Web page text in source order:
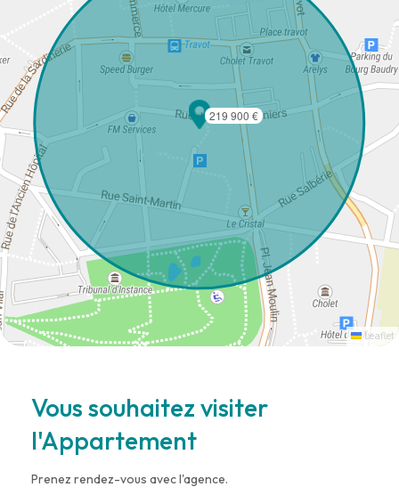
219 900 €
Leaflet
Vous souhaitez visiter
l'Appartement
Prenez rendez-vous avec l'agence.